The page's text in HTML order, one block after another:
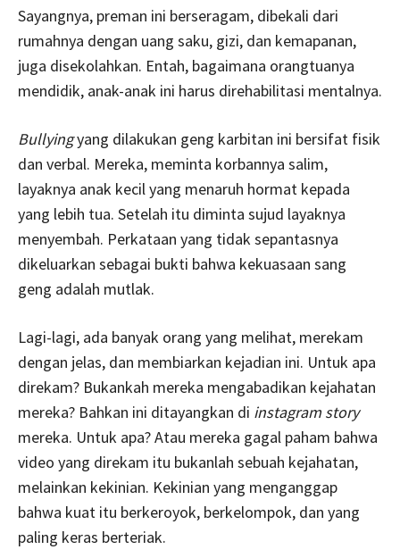
Sayangnya, preman ini berseragam, dibekali dari
rumahnya dengan uang saku, gizi, dan kemapanan,
juga disekolahkan. Entah, bagaimana orangtuanya
mendidik, anak-anak ini harus direhabilitasi mentalnya.
Bullyingyang dilakukan geng karbitan ini bersifat fisik
dan verbal. Mereka, meminta korbannya salim,
layaknya anak kecil yang menaruh hormat kepada
yang lebih tua. Setelah itu diminta sujud layaknya
menyembah. Perkataan yang tidak sepantasnya
dikeluarkan sebagai bukti bahwa kekuasaan sang
geng adalah mutlak.
Lagi-lagi, ada banyak orang yang melihat, merekam
dengan jelas, dan membiarkan kejadian ini. Untuk apa
direkam? Bukankah mereka mengabadikan kejahatan
mereka? Bahkan ini ditayangkan di instagram story
mereka. Untuk apa? Atau mereka gagal paham bahwa
video yang direkam itu bukanlah sebuah kejahatan,
melainkan kekinian. Kekinian yang menganggap
bahwa kuat itu berkeroyok, berkelompok, dan yang
paling keras berteriak.